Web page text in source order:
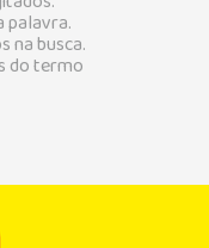
palavra.
na busca.
do termo